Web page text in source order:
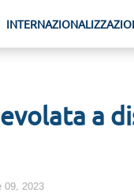
a
09, 2023